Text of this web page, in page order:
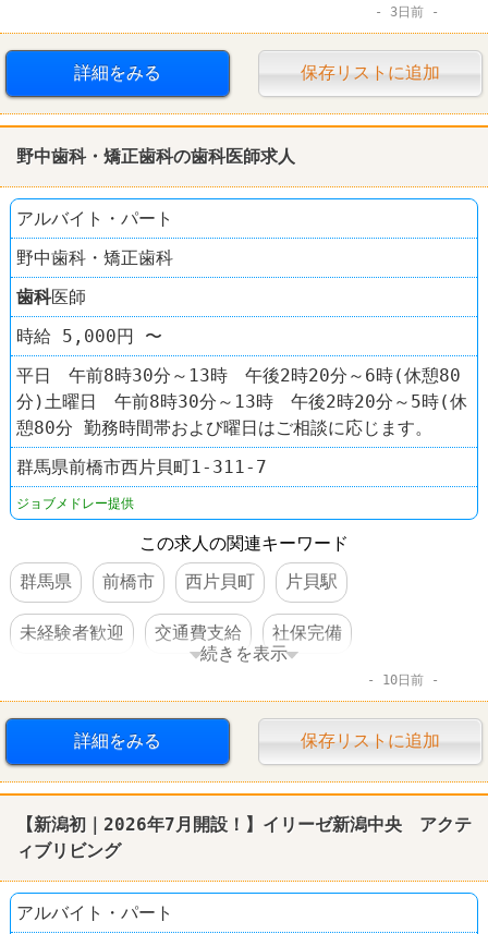
3日前
詳細をみる 保存リストに追加
野中歯科・矯正歯科の歯科医師求人
アルバイト・パート
野中歯科・矯正歯科
歯科医師
時給 5,000円 〜
平日 午前8時30分～13時 午後2時20分～6時(休憩80
分)土曜日 午前8時30分～13時 午後2時20分～5時(休
憩80分 勤務時間帯および曜日はご相談に応じます。
群馬県前橋市西片貝町1-311-7
ジョブメドレー提供
この求人の関連キーワード
群馬県
前橋市 西片貝町 片貝駅
未経験者歓迎 交通費支給 社保完備
車・バイク通勤可
続きを表示
10日前
詳細をみる 保存リストに追加
【新潟初｜2026年7月開設！】イリーゼ新潟中央 アクテ
ィブリビング
アルバイト・パート